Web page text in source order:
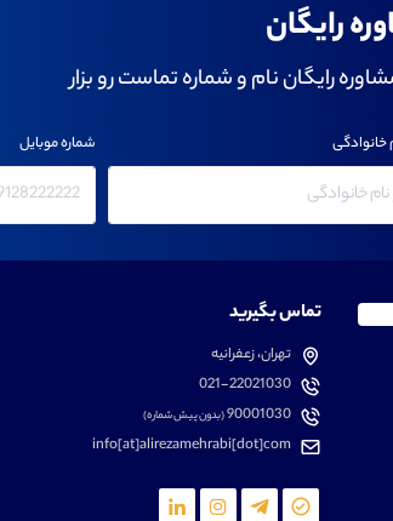
رایگان
رایگان نام و شماره تماست رو بزار
خانوادگی شماره موبایل
تماس بگیرید
تهران، زعفرانیه
021-22021030
90001030(بدون پیش شماره)
info[at]alirezamehrabi[dot]com